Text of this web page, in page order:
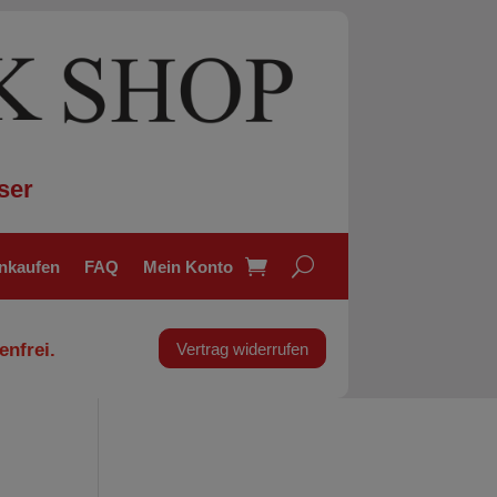
FAQ Mein Konto
Vertrag widerrufen